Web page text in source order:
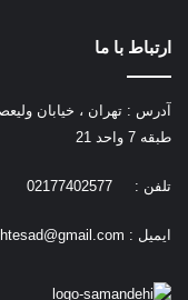
ارتباط با ما
طبقه 7 واحد 21
تلفن : 02177402577
ایمیل :